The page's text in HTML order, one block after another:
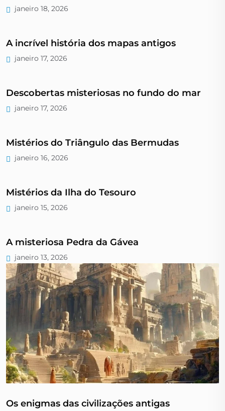
janeiro 18, 2026
A incrível história dos mapas antigos
janeiro 17, 2026
Descobertas misteriosas no fundo do mar
janeiro 17, 2026
Mistérios do Triângulo das Bermudas
janeiro 16, 2026
Mistérios da Ilha do Tesouro
janeiro 15, 2026
A misteriosa Pedra da Gávea
janeiro 13, 2026
Os enigmas das civilizações antigas